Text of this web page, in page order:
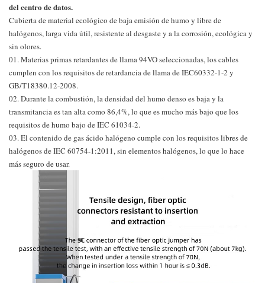
del centro de datos.
Cubierta de material ecológico de baja emisión de humo y libre de
halógenos, larga vida útil, resistente al desgaste y a la corrosión, ecológica y
sin olores.
01. Materias primas retardantes de llama 94VO seleccionadas, los cables
cumplen con los requisitos de retardancia de llama de IEC60332-1-2 y
GB/T18380.12-2008.
02. Durante la combustión, la densidad del humo denso es baja y la
transmitancia es tan alta como 86,4%, lo que es mucho más bajo que los
requisitos de humo bajo de IEC 61034-2.
03. El contenido de gas ácido halógeno cumple con los requisitos libres de
halógenos de IEC 60754-1:2011, sin elementos halógenos, lo que lo hace
más seguro de usar.